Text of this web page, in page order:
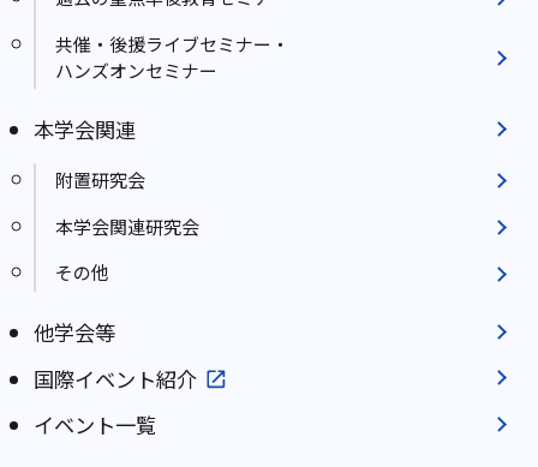
共催・後援ライブセミナー・
ハンズオンセミナー
本学会関連
附置研究会
本学会関連研究会
その他
他学会等
国際イベント紹介
イベント一覧